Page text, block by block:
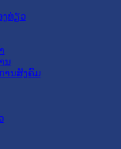
ງທ່ຽວ
ນ
ານສັງຄົມ